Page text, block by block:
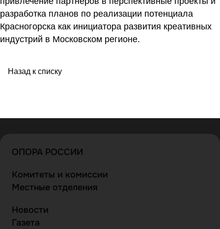
разработка планов по реализации потенциала
Красногорска как инициатора развития креативных
индустрий в Московском регионе.
Назад к списку
ОПОРА РОССИИ
Комитеты и комиссии
Местные отделения
Новости
Газета